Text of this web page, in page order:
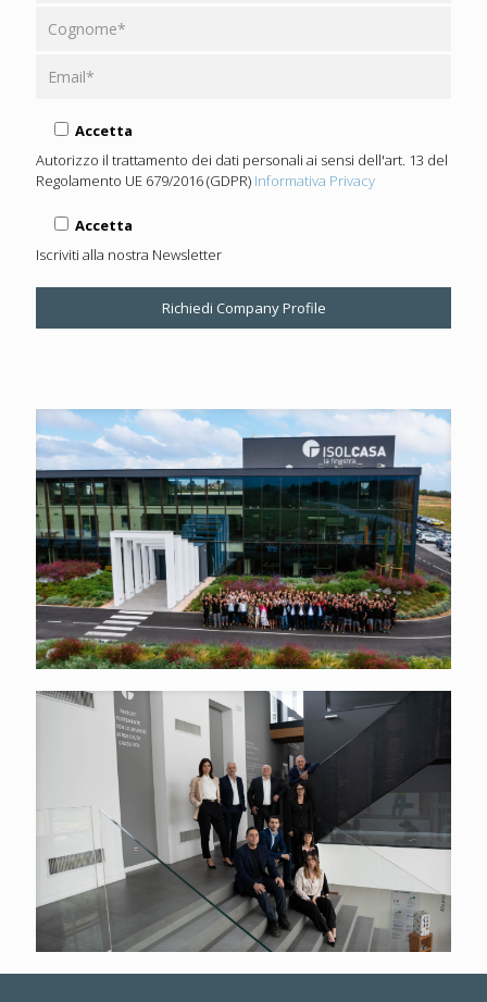
Accetta
Autorizzo il trattamento dei dati personali ai sensi dell'art. 13 del
Regolamento UE 679/2016 (GDPR) Informativa Privacy
Accetta
Iscriviti alla nostra Newsletter